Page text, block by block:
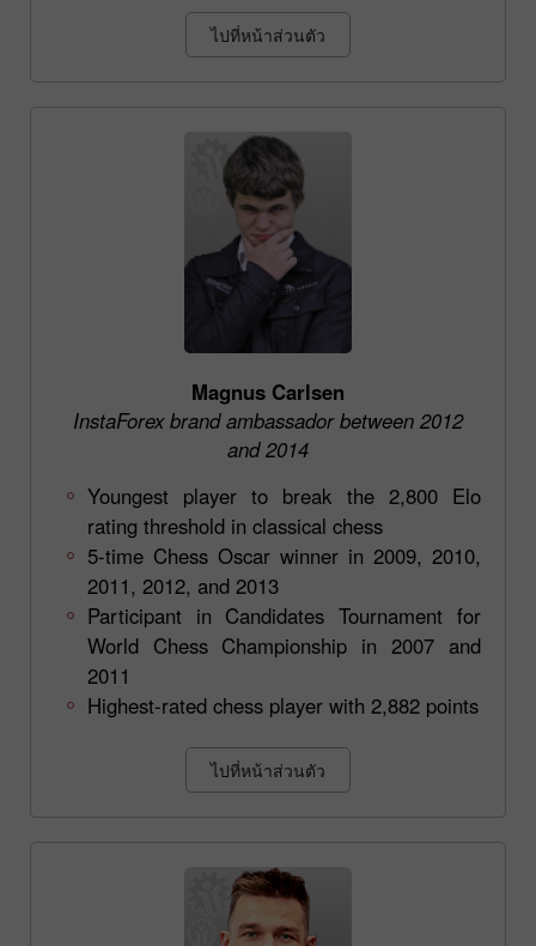
ไปที่หน้าส่วนตัว
Magnus Carlsen
InstaForex brand ambassador between 2012
and 2014
Youngest player to break the 2,800 Elo
rating threshold in classical chess
5-time Chess Oscar winner in 2009, 2010,
2011, 2012, and 2013
Participant in Candidates Tournament for
World Chess Championship in 2007 and
2011
Highest-rated chess player with 2,882 points
ไปที่หน้าส่วนตัว